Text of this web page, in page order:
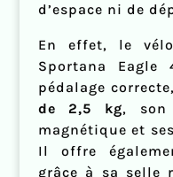
d’espace ni de
En effet, le
Sportana
pédalage
de 2,5 kg, son
magnétique et
Il offre
grâce à sa selle